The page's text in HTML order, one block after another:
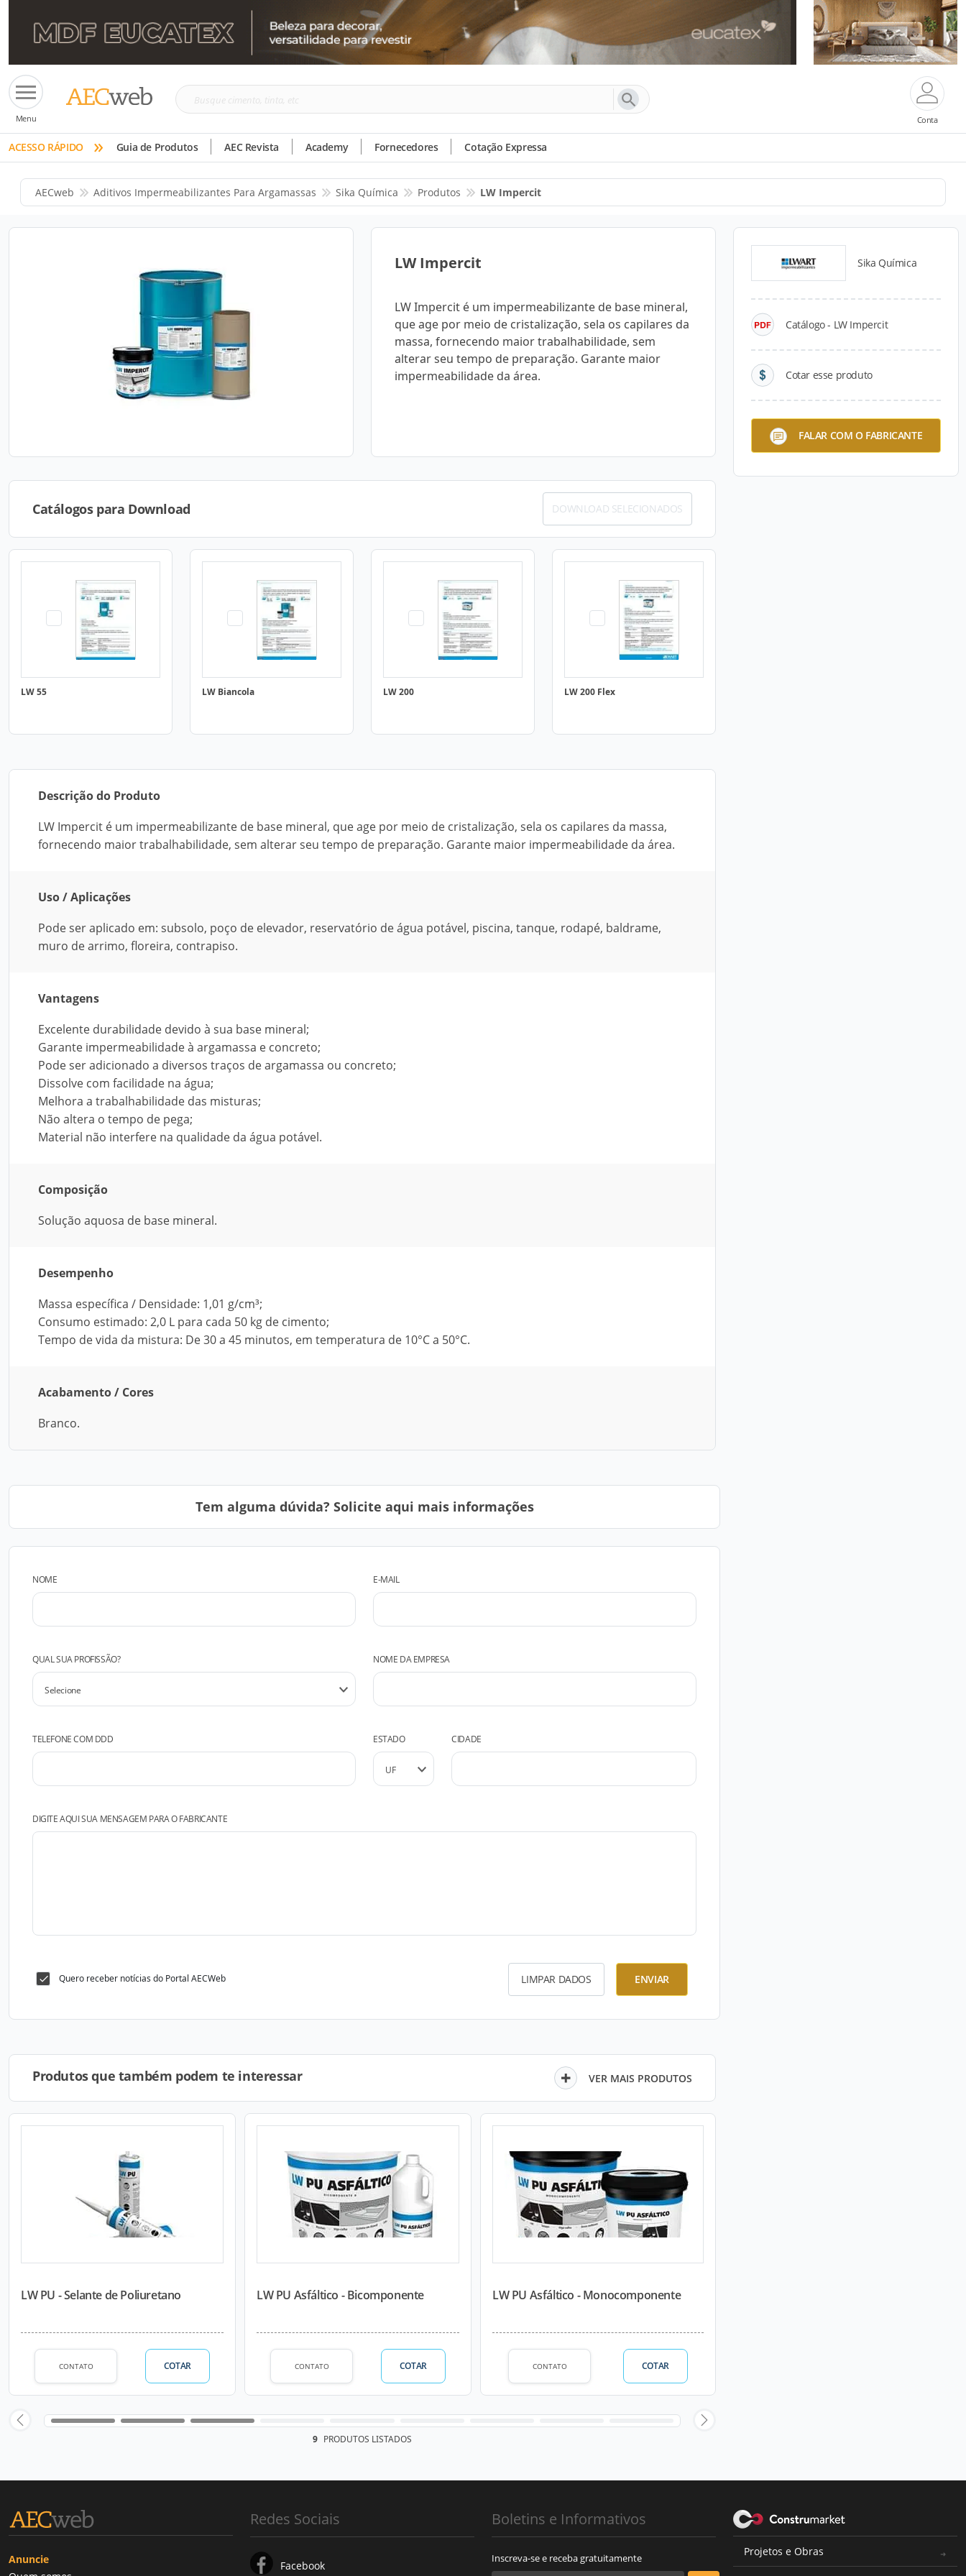
Menu
Busque
tinta,
etc
Conta
ACESSO RÁPIDO » Guia de Produtos AEC Revista Academy Fornecedores Cotação Expressa
AECweb Aditivos Impermeabilizantes Para Argamassas Sika Química Produtos LW Impercit
LW Impercit
LW Impercit é um impermeabilizante de base mineral,
que age por meio de cristalização, sela os capilares da
massa, fornecendo maior trabalhabilidade, sem
alterar seu tempo de preparação. Garante maior
impermeabilidade da área.
Sika Química
Catálogo - LW Impercit
Cotar esse produto
FALAR COM O FABRICANTE
Catálogos para Download DOWNLOAD SELECIONADOS
LW 55 LW Biancola LW 200 LW 200 Flex
Descrição do Produto
LW Impercit é um impermeabilizante de base mineral, que age por meio de cristalização, sela os capilares da massa,
fornecendo maior trabalhabilidade, sem alterar seu tempo de preparação. Garante maior impermeabilidade da área.
Uso / Aplicações
Pode ser aplicado em: subsolo, poço de elevador, reservatório de água potável, piscina, tanque, rodapé, baldrame,
muro de arrimo, floreira, contrapiso.
Vantagens
Excelente durabilidade devido à sua base mineral;
Garante impermeabilidade à argamassa e concreto;
Pode ser adicionado a diversos traços de argamassa ou concreto;
Dissolve com facilidade na água;
Melhora a trabalhabilidade das misturas;
Não altera o tempo de pega;
Material não interfere na qualidade da água potável.
Composição
Solução aquosa de base mineral.
Desempenho
Massa específica / Densidade: 1,01 g/cm³;
Consumo estimado: 2,0 L para cada 50 kg de cimento;
Tempo de vida da mistura: De 30 a 45 minutos, em temperatura de 10°C a 50°C.
Acabamento / Cores
Branco.
Tem alguma dúvida? Solicite aqui mais informações
NOME E-MAIL
QUAL SUA PROFISSÃO? NOME DA EMPRESA
TELEFONE COM DDD ESTADO CIDADE
DIGITE AQUI SUA MENSAGEM PARA O FABRICANTE
Quero receber notícias do Portal AECWeb LIMPAR DADOS ENVIAR
Produtos que também podem te interessar VER MAIS PRODUTOS
LW PU - Selante de Poliuretano
CONTATO COTAR
LW PU Asfáltico - Bicomponente
CONTATO COTAR
LW PU Asfáltico - Monocomponente
CONTATO COTAR
9 PRODUTOS LISTADOS
Anuncie
Redes Sociais
Facebook
Boletins e Informativos
Inscreva-se e receba gratuitamente
Projetos e Obras